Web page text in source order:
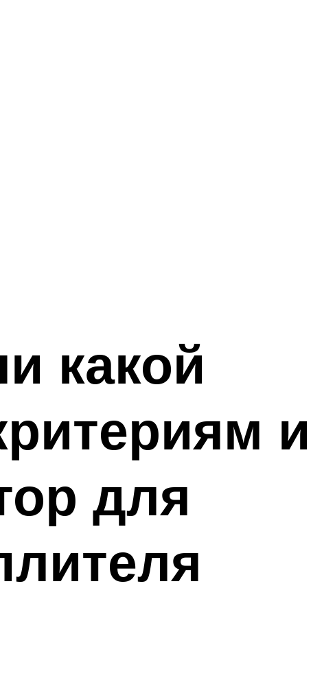
какой
и
для